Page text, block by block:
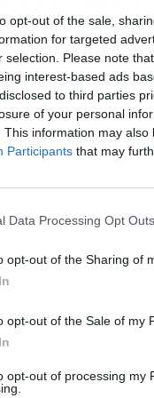
opt-out of the sale,
for targeted
selection. Please note
interest-based ads
to third parties
of your personal
This information may
Participants that may
Data Processing Opt Outs
opt-out of the Sharing of
opt-out of the Sale of my
opt-out of processing my
destacando la
a la